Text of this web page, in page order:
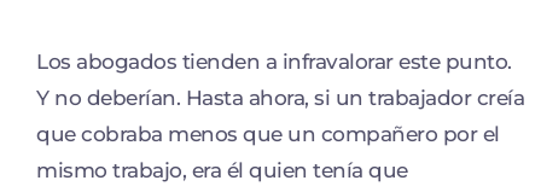
Los abogados tienden a infravalorar este punto.
Y no deberían. Hasta ahora, si un trabajador creía
que cobraba menos que un compañero por el
mismo trabajo, era él quien tenía que